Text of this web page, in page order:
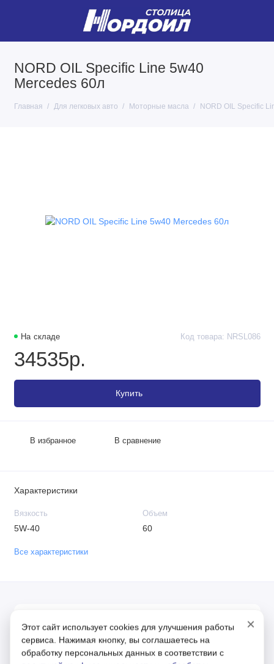
NORD OIL Specific Line 5w40
Mercedes 60л
Главная Для легковых авто Моторные масла NORD OIL Specific
На складе Код товара: NRSL086
34535р.
Купить
В избранное В сравнение
Характеристики
Вязкость
5W-40
Объем
60
Все характеристики
Описание
Синтетическое моторное масло для надёжной
×
Этот сайт использует cookies для улучшения работы
сервиса. Нажимая кнопку, вы соглашаетесь на
обработку персональных данных в соответствии с